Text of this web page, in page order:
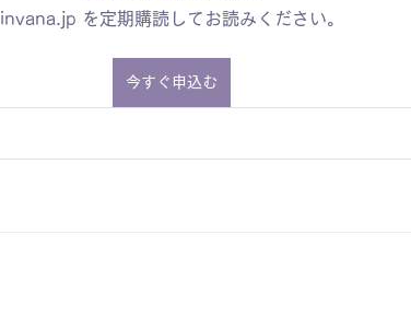
invana.jp を定期購読してお読みください。
今すぐ申込む